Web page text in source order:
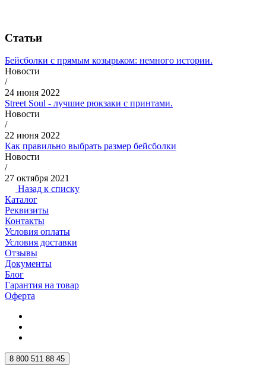
Статьи
Бейсболки с прямым козырьком: немного истории.
Новости
/
24 июня 2022
Street Soul - лучшие рюкзаки с принтами.
Новости
/
22 июня 2022
Как правильно выбрать размер бейсболки
Новости
/
27 октября 2021
Назад к списку
Каталог
Реквизиты
Контакты
Условия оплаты
Условия доставки
Отзывы
Документы
Блог
Гарантия на товар
Оферта
8 800 511 88 45